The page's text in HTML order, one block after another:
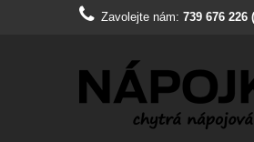
Zavolejte nám: 739 676 226